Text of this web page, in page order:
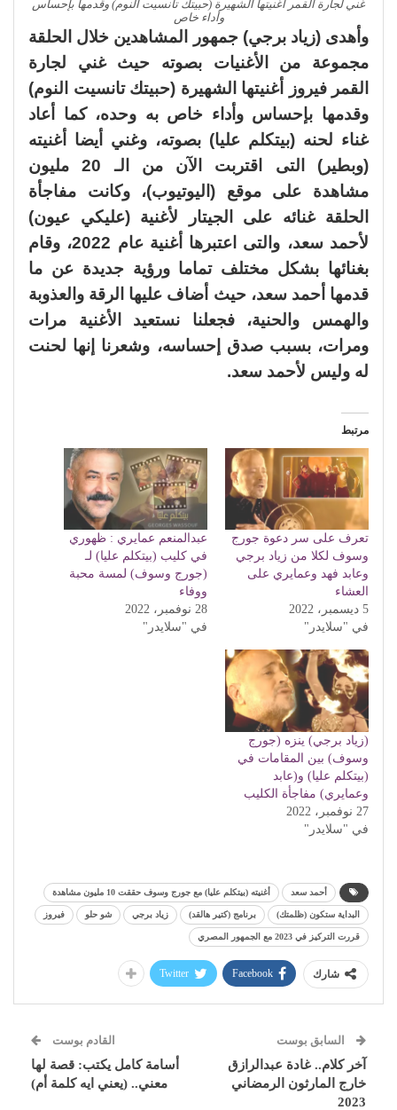
غني لجارة القمر أغنيتها الشهيرة (حبيتك تانسيت النوم) وقدمها بإحساس
وأداء خاص
وأهدى (زياد برجي) جمهور المشاهدين خلال الحلقة
مجموعة من الأغنيات بصوته حيث غني لجارة
القمر فيروز أغنيتها الشهيرة (حبيتك تانسيت النوم)
وقدمها بإحساس وأداء خاص به وحده، كما أعاد
غناء لحنه (بيتكلم عليا) بصوته، وغني أيضا أغنيته
(وبطير) التى اقتربت الآن من الـ 20 مليون
مشاهدة على موقع (اليوتيوب)، وكانت مفاجأة
الحلقة غنائه على الجيتار لأغنية (عليكي عيون)
لأحمد سعد، والتى اعتبرها أغنية عام 2022، وقام
بغنائها بشكل مختلف تماما ورؤية جديدة عن ما
قدمها أحمد سعد، حيث أضاف عليها الرقة والعذوبة
والهمس والحنية، فجعلنا نستعيد الأغنية مرات
ومرات، بسبب صدق إحساسه، وشعرنا إنها لحنت
له وليس لأحمد سعد.
مرتبط
تعرف على سر دعوة جورج
وسوف لكلا من زياد برجي
وعابد فهد وعمايري على
العشاء
5 ديسمبر، 2022
في "سلايدر"
عبدالمنعم عمايري : ظهوري
في كليب (بيتكلم عليا) لـ
(جورج وسوف) لمسة محبة
ووفاء
28 نوفمبر، 2022
في "سلايدر"
(زياد برجي) ينزه (جورج
وسوف) بين المقامات في
(بيتكلم عليا) و(عابد
وعمايري) مفاجأة الكليب
27 نوفمبر، 2022
في "سلايدر"
أحمد سعد أغنيته (بيتكلم عليا) مع جورج وسوف حققت 10 مليون مشاهدة
البداية ستكون (ظلمتك) برنامج (كتير هالقد) زياد برجي شو حلو فيروز
قررت التركيز في 2023 مع الجمهور المصري
شارك Facebook
Twitter
السابق بوست
آخر كلام.. غادة عبدالرازق
خارج المارثون الرمضاني
2023
القادم بوست
أسامة كامل يكتب: قصة لها
معني.. (يعني ايه كلمة أم)